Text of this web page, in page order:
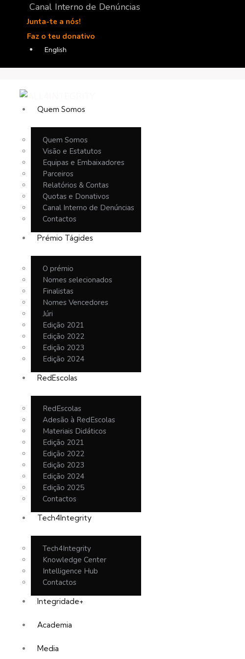
Canal Interno de Denúncias
Junta-te a nós!
Faz o teu donativo
English
Quem Somos
Quem Somos
Visão e Estatutos
Equipas e Embaixadores
Parceiros
Relatórios & Contas
Quotas e Donativos
Canal Interno de Denúncias
Contactos
Prémio Tágides
O prémio
Nomes selecionados
Finalistas
Nomes Vencedores
Júri
Edição 2021
Edição 2022
Edição 2023
Edição 2024
RedEscolas
RedEscolas
Adesão à RedEscolas
Materiais Didáticos
Edição 2021
Edição 2022
Edição 2023
Edição 2024
Edição 2025
Contactos
Tech4Integrity
Tech4Integrity
Knowledge Center
Intelligence Hub
Contactos
Integridade+
Academia
Media